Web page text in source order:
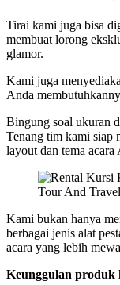
Tirai kami juga bisa
membuat lorong
glamor.
Kami juga
Anda
Bingung soal ukuran
Tenang tim kami siap
layout dan tema acara
Kami bukan hanya
berbagai jenis alat
acara yang lebih
Keunggulan produk